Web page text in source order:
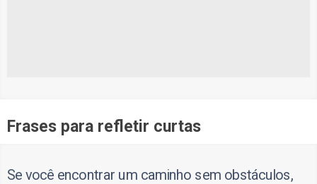
Frases para refletir curtas
Se você encontrar um caminho sem obstáculos,